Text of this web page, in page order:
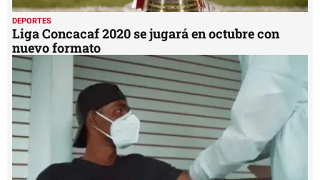
DEPORTES
Liga Concacaf 2020 se jugará en octubre con
nuevo formato